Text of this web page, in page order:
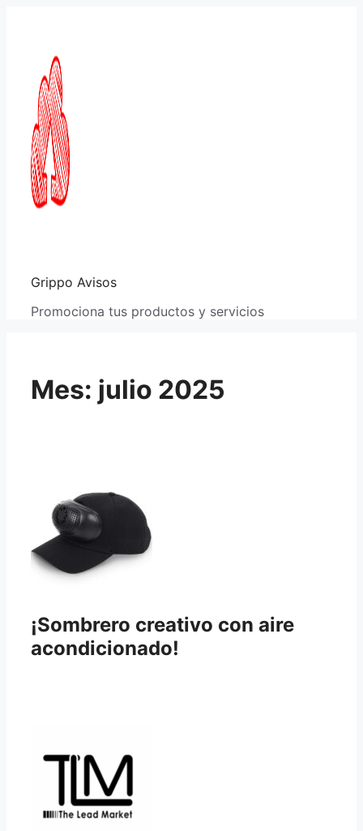
Grippo Avisos
Promociona tus productos y servicios
Mes: julio 2025
¡Sombrero creativo con aire
acondicionado!